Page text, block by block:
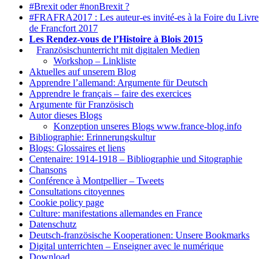
#Brexit oder #nonBrexit ?
#FRAFRA2017 : Les auteur-es invité-es à la Foire du Livre
de Francfort 2017
Les Rendez-vous de l’Histoire à Blois 2015
Französischunterricht mit digitalen Medien
Workshop – Linkliste
Aktuelles auf unserem Blog
Apprendre l’allemand: Argumente für Deutsch
Apprendre le français – faire des exercices
Argumente für Französisch
Autor dieses Blogs
Konzeption unseres Blogs www.france-blog.info
Bibliographie: Erinnerungskultur
Blogs: Glossaires et liens
Centenaire: 1914-1918 – Bibliographie und Sitographie
Chansons
Conférence à Montpellier – Tweets
Consultations citoyennes
Cookie policy page
Culture: manifestations allemandes en France
Datenschutz
Deutsch-französische Kooperationen: Unsere Bookmarks
Digital unterrichten – Enseigner avec le numérique
Download